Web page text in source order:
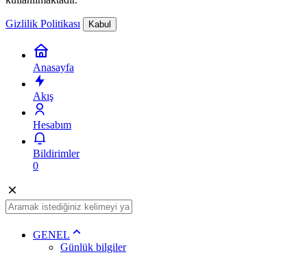
Gizlilik Politikası Kabul
Anasayfa
Akış
Hesabım
Bildirimler
0
GENEL
Günlük bilgiler